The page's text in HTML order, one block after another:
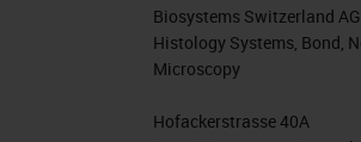
Biosystems Switzerland AG
Histology Systems, Bond,
Microscopy
Hofackerstrasse 40A